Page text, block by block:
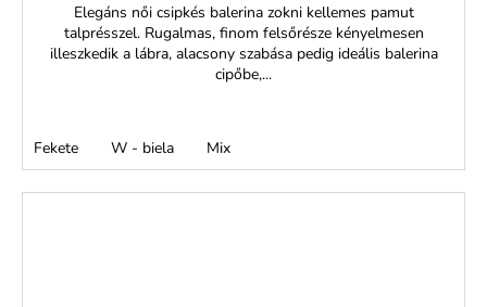
Elegáns női csipkés balerina zokni kellemes pamut
talprésszel. Rugalmas, finom felsőrésze kényelmesen
illeszkedik a lábra, alacsony szabása pedig ideális balerina
cipőbe,...
Fekete W - biela Mix